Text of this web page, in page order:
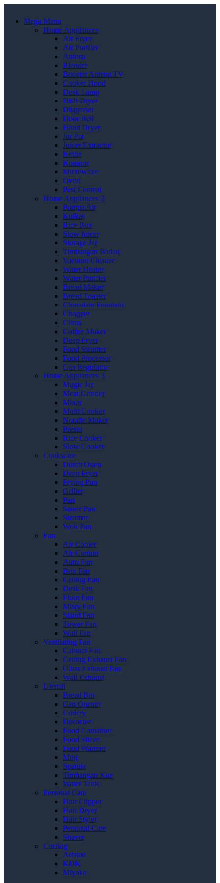
Mega Menu
Home Appliances
Air Fryer
Air Purifier
Antena
Blender
Booster Antena TV
Cooker Hood
Desk Lamp
Dish Dryer
Dispenser
Door Bell
Hand Dryer
Jar Pot
Juicer Extractor
Kettle
Kompor
Microwave
Oven
Pest Control
Home Appliances 2
Pompa Air
Kulkas
Rice Box
Slow Juicer
Storage Jar
Timbangan Badan
Vacuum Cleaner
Water Heater
Water Purifier
Bread Maker
Bread Toaster
Chocolate Fountain
Chopper
Citrus
Coffee Maker
Deep Fryer
Food Steamer
Food Processor
Gas Regulator
Home Appliances 3
Magic Jar
Meat Grinder
Mixer
Multi Cooker
Noodle Maker
Presto
Rice Cooker
Slow Cooker
Cookware
Dutch Oven
Deep Fryer
Frying Pan
Griller
Pan
Sauce Pan
Steamer
Wok Pan
Fan
Air Cooler
Air Curtain
Auto Fan
Box Fan
Ceiling Fan
Desk Fan
Floor Fan
Misty Fan
Stand Fan
Tower Fan
Wall Fan
Ventilating Fan
Cabinet Fan
Ceiling Exhaust Fan
Glass Exhaust Fan
Wall Exhaust
Utensil
Bread Bin
Can Opener
Cutlery
Decanter
Food Container
Food Slicer
Food Warmer
Mug
Spatula
Timbangan Kue
Water Tank
Personal Care
Hair Clipper
Hair Dryer
Hair Styler
Personal Care
Shaver
Catalog
Ariston
KDK
Miyako